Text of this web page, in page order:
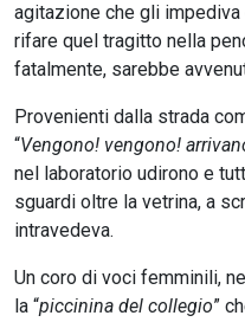
agitazione che gli
rifare quel tragitto nella
fatalmente, sarebbe
Provenienti dalla strada
“Vengono! vengono!
nel laboratorio udirono e
sguardi oltre la vetrina, a
intravedeva.
Un coro di voci femminili,
la “piccinina del collegio”